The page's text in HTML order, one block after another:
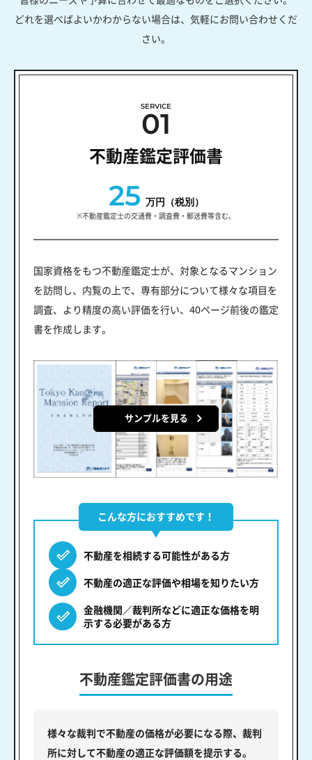
どれを選べばよいかわからない場合は、気軽にお問い合わせくだ
さい。
SERVICE
01
不動産鑑定評価書
25 万円（税別）
※不動産鑑定士の交通費・調査費・郵送費等含む。
国家資格をもつ不動産鑑定士が、対象となるマンション
を訪問し、内覧の上で、専有部分について様々な項目を
調査、より精度の高い評価を行い、40ページ前後の鑑定
書を作成します。
サンプルを見る
こんな方におすすめです！
不動産を相続する可能性がある方
不動産の適正な評価や相場を知りたい方
金融機関／裁判所などに適正な価格を明
示する必要がある方
不動産鑑定評価書の用途
様々な裁判で不動産の価格が必要になる際、裁判
所に対して不動産の適正な評価額を提示する。